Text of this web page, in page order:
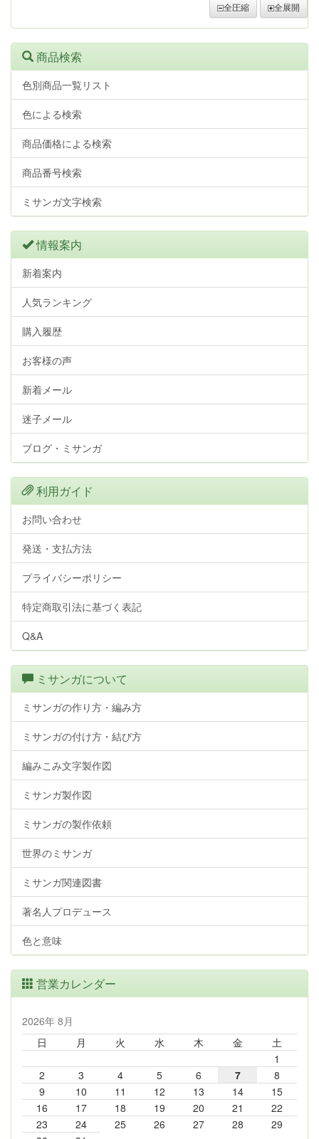
全圧縮 全展開
商品検索
色別商品一覧リスト
色による検索
商品価格による検索
商品番号検索
ミサンガ文字検索
情報案内
新着案内
人気ランキング
購入履歴
お客様の声
新着メール
迷子メール
ブログ・ミサンガ
利用ガイド
お問い合わせ
発送・支払方法
プライバシーポリシー
特定商取引法に基づく表記
Q&A
ミサンガについて
ミサンガの作り方・編み方
ミサンガの付け方・結び方
編みこみ文字製作図
ミサンガ製作図
ミサンガの製作依頼
世界のミサンガ
ミサンガ関連図書
著名人プロデュース
色と意味
営業カレンダー
2026年 8月
日
月 火 水 木 金
土
1
2
3 4 5 6 7
8
9
10 11 12 13 14
15
16
17 18 19 20 21
22
23
24 25 26 27 28
29